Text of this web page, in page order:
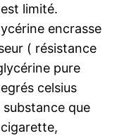
limité.
encrasse
( résistance
pure
celsius
substance que
cigarette,